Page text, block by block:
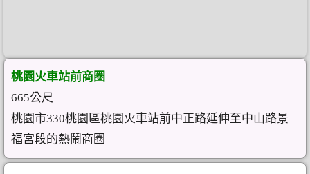
桃園火車站前商圈
665公尺
桃園市330桃園區桃園火車站前中正路延伸至中山路景
福宮段的熱鬧商圈